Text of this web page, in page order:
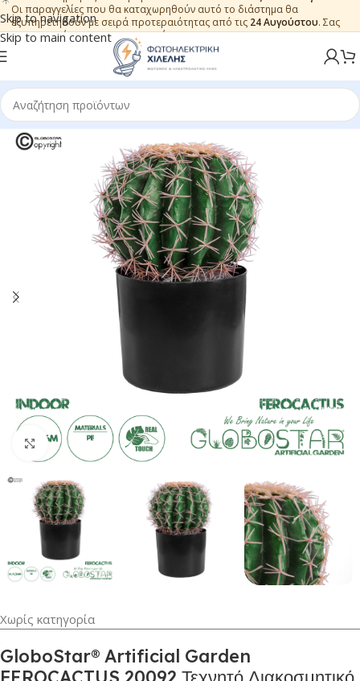
Skip to navigation
Skip to main content
Οι παραγγελίες που θα καταχωρηθούν αυτό το διάστημα θα
εξυπηρετηθούν με σειρά προτεραιότητας από τις 24 Αυγούστου. Σας
ευχαριστούμε για την εμπιστοσύνη.
Κλικ για μεγέθυνση
Χωρίς κατηγορία
GloboStar® Artificial Garden